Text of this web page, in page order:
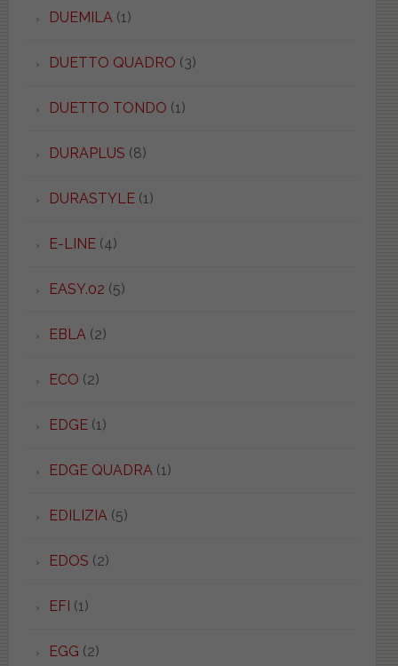
DUEMILA (1)
DUETTO QUADRO (3)
DUETTO TONDO (1)
DURAPLUS (8)
DURASTYLE(1)
E-LINE(4)
EASY.02 (5)
EBLA (2)
ECO (2)
EDGE(1)
EDGE QUADRA (1)
EDILIZIA (5)
EDOS (2)
EFI (1)
EGG (2)